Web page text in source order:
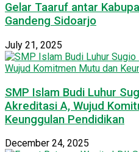
Gelar Taaruf antar
Gandeng Sidoarjo
July 21, 2025
SMP Islam Budi Luhur
Akreditasi A, Wujud
Keunggulan Pendidikan
December 24, 2025